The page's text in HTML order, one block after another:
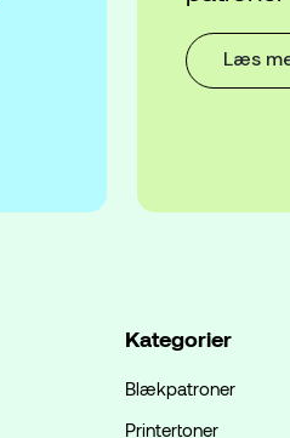
Læs
Kategorier
Blækpatroner
Printertoner